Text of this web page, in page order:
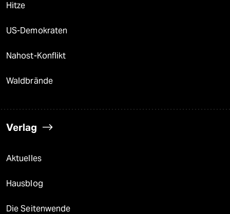
Hitze
US-Demokraten
Nahost-Konflikt
Waldbrände
Verlag
Aktuelles
Hausblog
Die Seitenwende